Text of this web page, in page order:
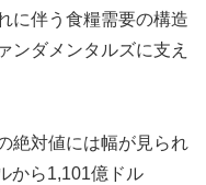
に伴う食糧需要の構造
ンダメンタルズに支え
絶対値には幅が見られ
から1,101億ドル